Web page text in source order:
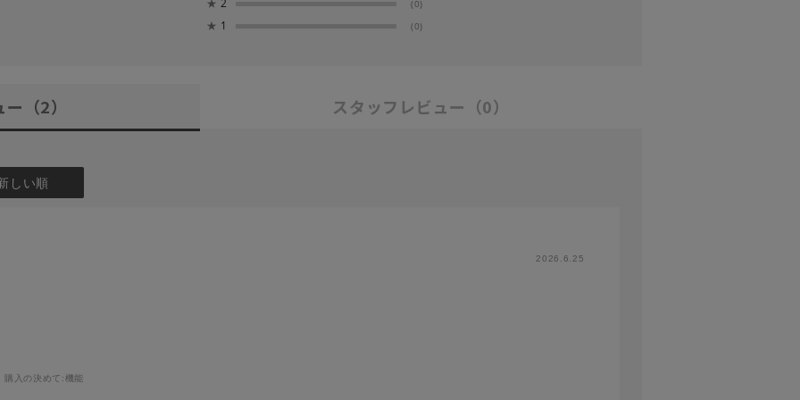
★ 2 (0)
★ 1 (0)
ー （2） スタッフレビュー （0）
しい順
2026.6.25
購入の決めて:機能